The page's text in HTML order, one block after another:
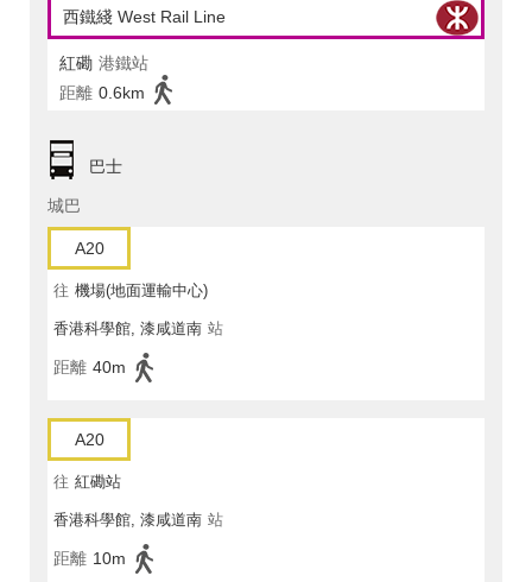
西鐵綫 West Rail Line
紅磡 港鐵站
距離 0.6km
巴士
城巴
A20
往 機場(地面運輸中心)
香港科學館, 漆咸道南 站
距離 40m
A20
往 紅磡站
香港科學館, 漆咸道南 站
距離 10m